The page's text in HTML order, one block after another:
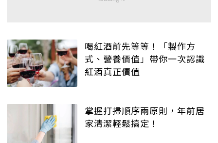
喝紅酒前先等等！「製作方
式、營養價值」帶你一次認識
紅酒真正價值
掌握打掃順序兩原則，年前居
家清潔輕鬆搞定！